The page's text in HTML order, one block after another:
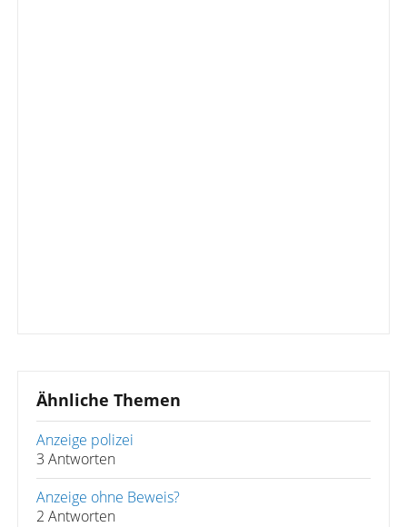
Ähnliche Themen
Anzeige polizei
3 Antworten
Anzeige ohne Beweis?
2 Antworten